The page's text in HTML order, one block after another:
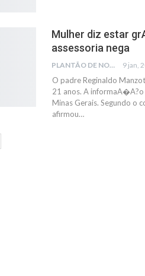
Mulher diz estar
assessoria nega
PLANTÃO DE NOTÍCIAS 9 jan,
O padre Reginaldo
21 anos. A
Minas Gerais. Segundo
afirmou…